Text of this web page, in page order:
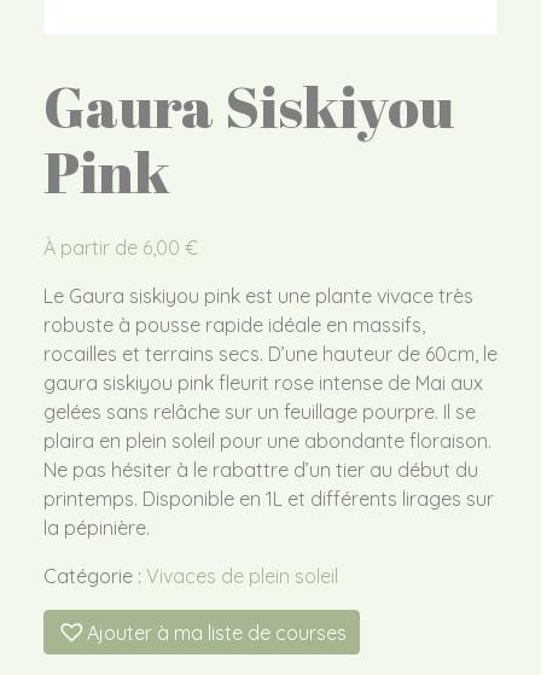
Gaura Siskiyou
Pink
À partir de 6,00 €
Le Gaura siskiyou pink est une plante vivace très
robuste à pousse rapide idéale en massifs,
rocailles et terrains secs. D’une hauteur de 60cm, le
gaura siskiyou pink fleurit rose intense de Mai aux
gelées sans relâche sur un feuillage pourpre. Il se
plaira en plein soleil pour une abondante floraison.
Ne pas hésiter à le rabattre d’un tier au début du
printemps. Disponible en 1L et différents lirages sur
la pépinière.
Catégorie : Vivaces de plein soleil
Ajouter à ma liste de courses